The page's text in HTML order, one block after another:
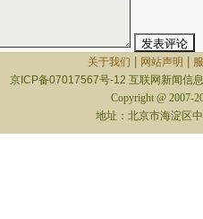
关于我们 网站声明
京ICP备07017567号-12 互联网新闻信
Copyright @ 2007-
地址：北京市海淀区